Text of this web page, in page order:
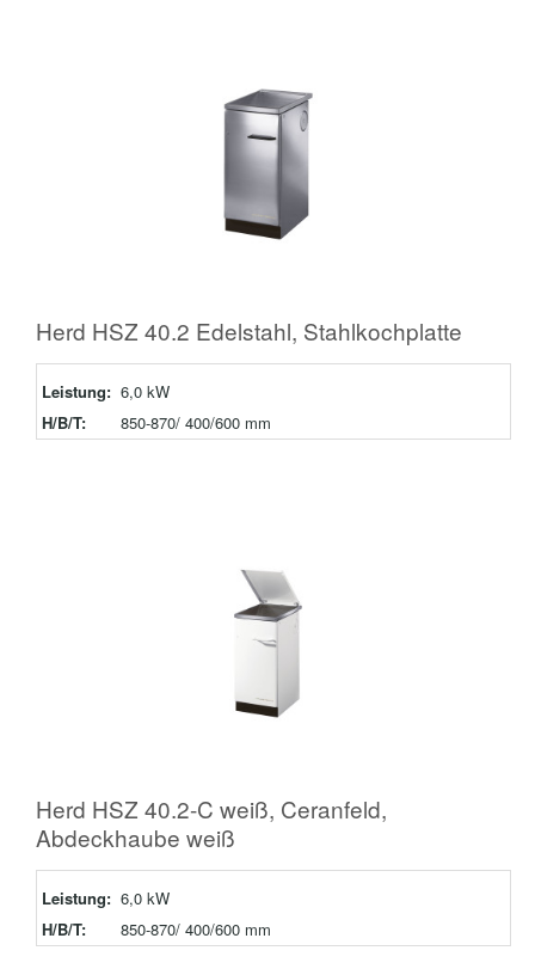
Herd HSZ 40.2 Edelstahl, Stahlkochplatte
Leistung: 6,0 kW
H/B/T:
850-870/ 400/600 mm
Herd HSZ 40.2-C weiß, Ceranfeld,
Abdeckhaube weiß
Leistung: 6,0 kW
H/B/T:
850-870/ 400/600 mm